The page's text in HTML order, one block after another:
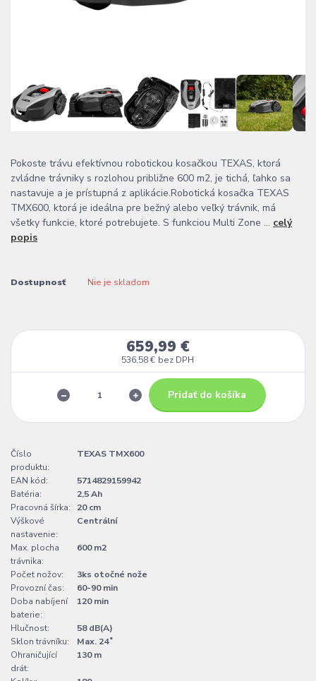
Pokoste trávu efektívnou robotickou kosačkou TEXAS, ktorá
zvládne trávniky s rozlohou približne 600 m2, je tichá, ľahko sa
nastavuje a je prístupná z aplikácie.Robotická kosačka TEXAS
TMX600, ktorá je ideálna pre bežný alebo veľký trávnik, má
všetky funkcie, ktoré potrebujete. S funkciou Multi Zone ... celý
popis
Dostupnosť Nie je skladom
659,99 €
536,58 € bez DPH
Pridať do košíka
Číslo
produktu:
TEXAS TMX600
EAN kód:
5714829159942
Batéria:
2,5 Ah
Pracovná šírka:
20 cm
Výškové
nastavenie:
Centrální
Max. plocha
trávnika:
600 m2
Počet nožov:
3ks otočné nože
Provozní čas:
60-90 min
Doba nabíjení
baterie:
120 min
Hlučnost:
58 dB(A)
Sklon trávníku:
Max. 24˚
Ohraničující
drát:
130 m